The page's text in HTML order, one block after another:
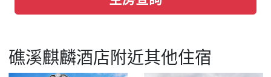
礁溪麒麟酒店附近其他住宿